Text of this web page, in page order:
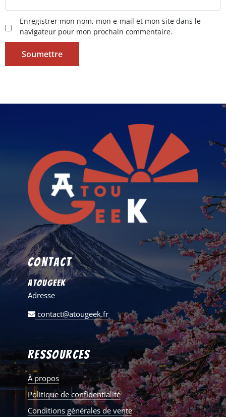
Enregistrer mon nom, mon e-mail et mon site dans le
navigateur pour mon prochain commentaire.
Contact
AtouGeek
Adresse
contact@atougeek.fr
Ressources
À propos
Politique de confidentialité
Conditions générales de vente